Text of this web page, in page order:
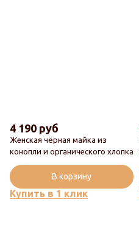
Женская чёрная майка из
конопли и органического хлопка
4 190 руб
Купить в 1 клик
В корзину